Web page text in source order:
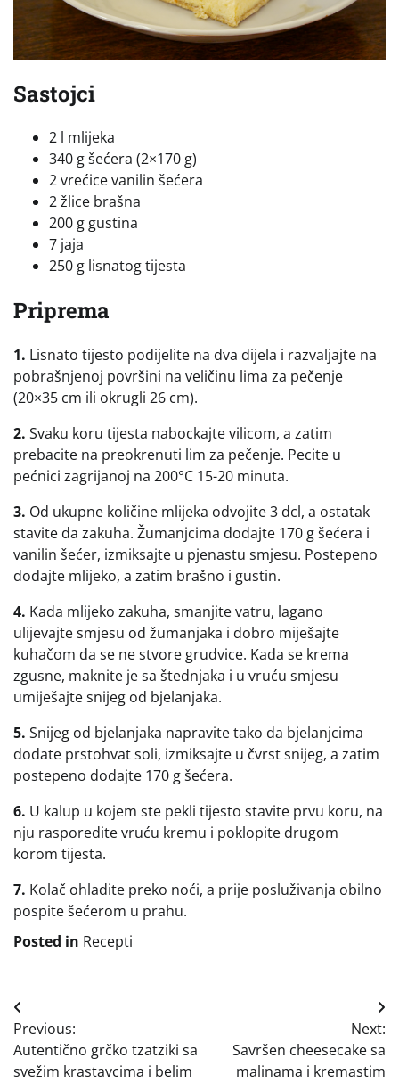
Sastojci
2 l mlijeka
340 g šećera (2×170 g)
2 vrećice vanilin šećera
2 žlice brašna
200 g gustina
7 jaja
250 g lisnatog tijesta
Priprema
1. Lisnato tijesto podijelite na dva dijela i razvaljajte na
pobrašnjenoj površini na veličinu lima za pečenje
(20×35 cm ili okrugli 26 cm).
2. Svaku koru tijesta nabockajte vilicom, a zatim
prebacite na preokrenuti lim za pečenje. Pecite u
pećnici zagrijanoj na 200°C 15-20 minuta.
3. Od ukupne količine mlijeka odvojite 3 dcl, a ostatak
stavite da zakuha. Žumanjcima dodajte 170 g šećera i
vanilin šećer, izmiksajte u pjenastu smjesu. Postepeno
dodajte mlijeko, a zatim brašno i gustin.
4. Kada mlijeko zakuha, smanjite vatru, lagano
ulijevajte smjesu od žumanjaka i dobro miješajte
kuhačom da se ne stvore grudvice. Kada se krema
zgusne, maknite je sa štednjaka i u vruću smjesu
umiješajte snijeg od bjelanjaka.
5. Snijeg od bjelanjaka napravite tako da bjelanjcima
dodate prstohvat soli, izmiksajte u čvrst snijeg, a zatim
postepeno dodajte 170 g šećera.
6. U kalup u kojem ste pekli tijesto stavite prvu koru, na
nju rasporedite vruću kremu i poklopite drugom
korom tijesta.
7. Kolač ohladite preko noći, a prije posluživanja obilno
pospite šećerom u prahu.
Posted in Recepti
Navigacija
objava
Previous:
Autentično grčko tzatziki sa
svežim krastavcima i belim
Next:
Savršen cheesecake sa
malinama i kremastim